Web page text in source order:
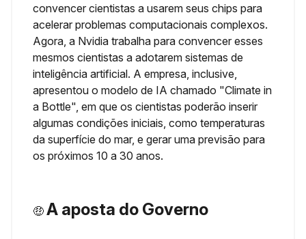
convencer cientistas a usarem seus chips para
acelerar problemas computacionais complexos.
Agora, a Nvidia trabalha para convencer esses
mesmos cientistas a adotarem sistemas de
inteligência artificial. A empresa, inclusive,
apresentou o modelo de IA chamado "Climate in
a Bottle", em que os cientistas poderão inserir
algumas condições iniciais, como temperaturas
da superfície do mar, e gerar uma previsão para
os próximos 10 a 30 anos.
🤑 A aposta do Governo